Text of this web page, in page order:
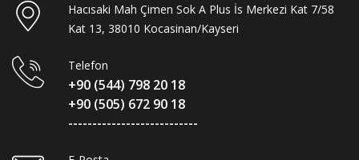
Hacısaki Mah Çimen Sok A Plus İs Merkezi Kat 7/58
Kat 13, 38010 Kocasinan/Kayseri
Telefon
+90 (544) 798 20 18
+90 (505) 672 90 18
---------------------------